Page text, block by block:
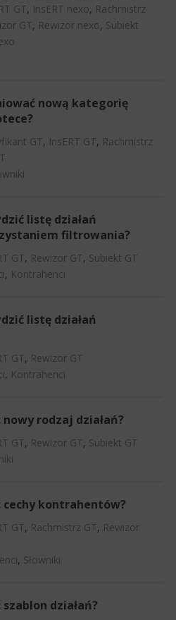
GT, InsERT nexo, Rachmistrz
GT, Rewizor nexo, Subiekt
nową kategorię
GT, InsERT GT, Rachmistrz
listę działań
filtrowania?
GT, Rewizor GT, Subiekt GT
, Kontrahenci
listę działań
GT, Rewizor GT
, Kontrahenci
nowy rodzaj działań?
GT, Rewizor GT, Subiekt GT
cechy kontrahentów?
GT, Rachmistrz GT, Rewizor
, Słowniki
szablon działań?